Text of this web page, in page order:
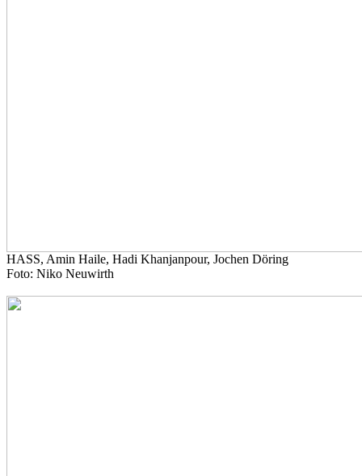
HASS, Amin Haile, Hadi Khanjanpour, Jochen Döring
Foto: Niko Neuwirth